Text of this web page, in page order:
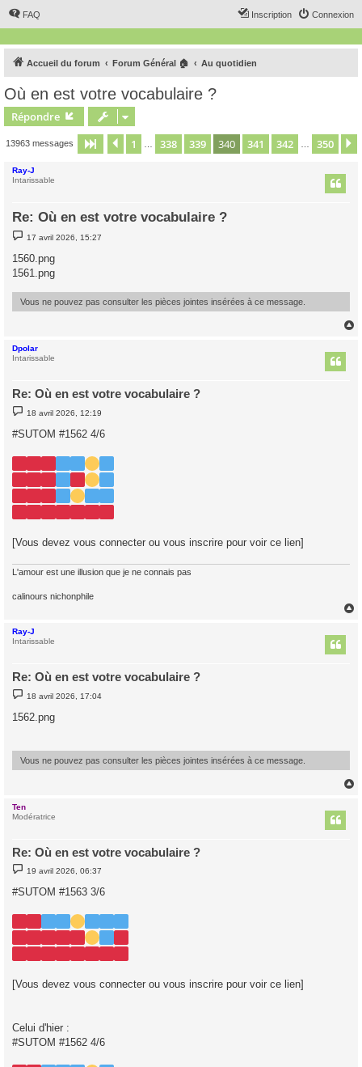
FAQ Connexion
Inscription
Accueil du forum Forum Général 🏠 Au quotidien
Où en est votre vocabulaire ?
Répondre
13963 messages Page 340 sur350
Précédent
1 338 339 340 341 342 350
Ray-J
Intarissable
Re: Où en est votre vocabulaire ?
M
e
s
s
a
e
17 avril 2026, 15:27
1560.png
1561.png
Vous ne pouvez pas consulter les pièces jointes insérées à ce message.
Dpolar
Intarissable
Re: Où en est votre vocabulaire ?
M
e
s
s
g
18 avril 2026, 12:19
#SUTOM #1562 4/6
[Vous devez vous connecter ou vous inscrire pour voir ce lien]
L'amour est une illusion que je ne connais pas
calinours nichonphile
Ray-J
Intarissable
Re: Où en est votre vocabulaire ?
M
e
s
s
e
18 avril 2026, 17:04
1562.png
Vous ne pouvez pas consulter les pièces jointes insérées à ce message.
Ten
Modératrice
Re: Où en est votre vocabulaire ?
M
e
s
s
g
e
19 avril 2026, 06:37
#SUTOM #1563 3/6
[Vous devez vous connecter ou vous inscrire pour voir ce lien]
Celui d'hier :
#SUTOM #1562 4/6